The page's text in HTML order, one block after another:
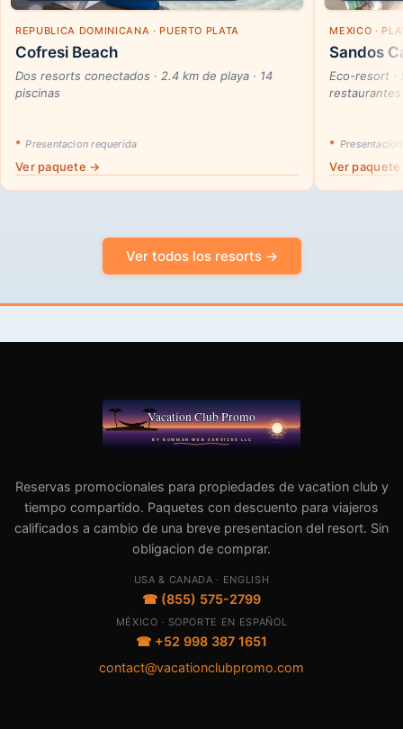
REPUBLICA DOMINICANA · PUERTO PLATA
Cofresi Beach
Dos resorts conectados · 2.4 km de playa · 14
piscinas
* Presentacion requerida
Ver paquete →
MEXICO ·
Sandos
Eco-resort ·
restaurantes
*
Ver
Ver todos los resorts →
Reservas promocionales para propiedades de vacation club y
tiempo compartido. Paquetes con descuento para viajeros
calificados a cambio de una breve presentacion del resort. Sin
obligacion de comprar.
USA & CANADA · ENGLISH
☎ (855) 575-2799
MÉXICO · SOPORTE EN ESPAÑOL
☎ +52 998 387 1651
contact@vacationclubpromo.com